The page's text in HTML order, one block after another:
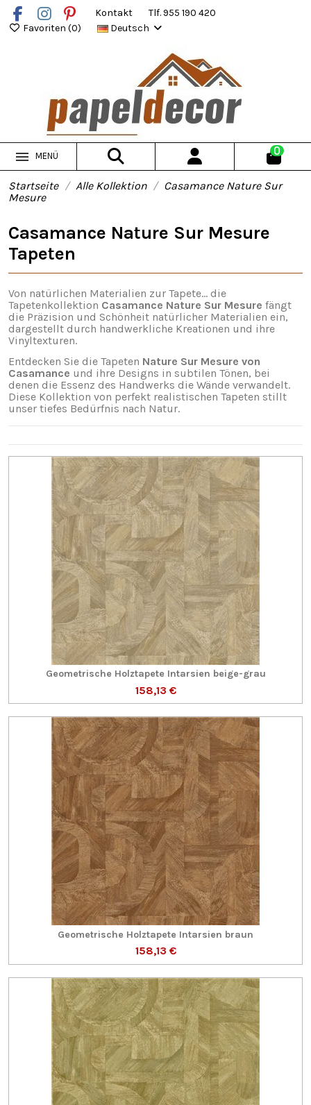
Kontakt
Tlf. 955 190 420
Favoriten (0) Deutsch
MENÜ 0
Startseite Alle Kollektion
Casamance Nature Sur
Mesure
Casamance Nature Sur Mesure
Tapeten
Von natürlichen Materialien zur Tapete... die
Tapetenkollektion Casamance Nature Sur Mesure fängt
die Präzision und Schönheit natürlicher Materialien ein,
dargestellt durch handwerkliche Kreationen und ihre
Vinyltexturen.
Entdecken Sie die Tapeten Nature Sur Mesure von
Casamance und ihre Designs in subtilen Tönen, bei
denen die Essenz des Handwerks die Wände verwandelt.
Diese Kollektion von perfekt realistischen Tapeten stillt
unser tiefes Bedürfnis nach Natur.
Geometrische Holztapete Intarsien beige-grau
158,13 €
Geometrische Holztapete Intarsien braun
158,13 €